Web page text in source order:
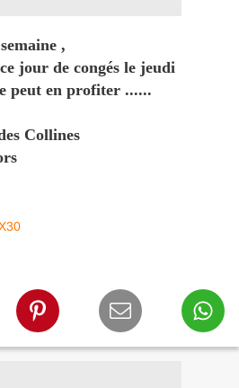
,
jour de congés le jeudi
peut en profiter ......
Collines